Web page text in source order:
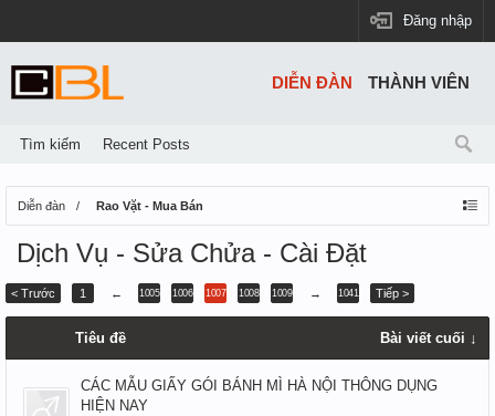
Đăng nhập
Diễn đàn Rao Vặt - Mua Bán
Dịch Vụ - Sửa Chửa - Cài Đặt
< Trước 1 ← 1005 1006 1007 1008 1009 → 1041 Tiếp >
Tiêu đề Bài viết cuối ↓
CÁC MẪU GIẤY GÓI BÁNH MÌ HÀ NỘI THÔNG DỤNG
HIỆN NAY
DIỄN ĐÀN
Tìm kiếm Recent Posts
THÀNH VIÊN